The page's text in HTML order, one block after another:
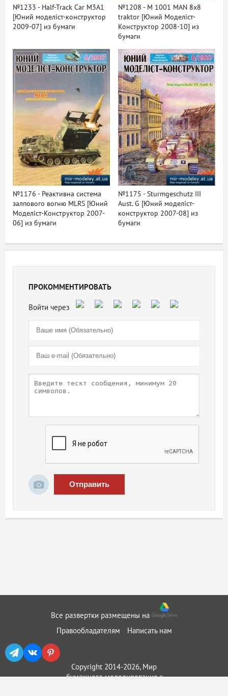
№1233 - Half-Track Car M3A1
[Юний моделіст-конструктор
2009-07] из бумаги
№1208 - M 1001 MAN 8x8
traktor [Юний Моделіст-
Конструктор 2008-10] из
бумаги
№1176 - Реактивна система
залпового вогню MLRS [Юний
Моделіст-Конструктор 2007-
06] из бумаги
№1175 - Sturmgeschutz III
Aust. G [Юний моделіст-
конструктор 2007-08] из
бумаги
ПРОКОММЕНТИРОВАТЬ
Отправить
Все развертки размещены на
Правообладателям
Написать нам
Copyright 2014-2026, Мир
бумажного моделирования ::